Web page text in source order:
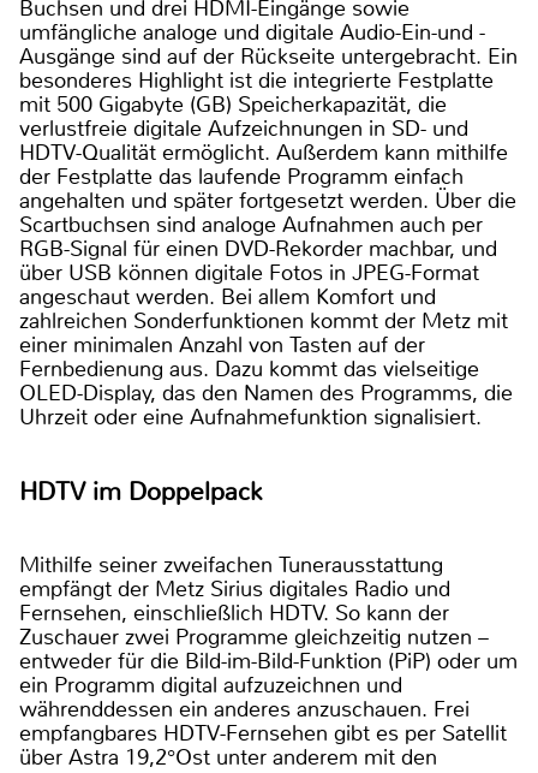
Buchsen und drei HDMI-Eingänge sowie
umfängliche analoge und digitale Audio-Ein-und -
Ausgänge sind auf der Rückseite untergebracht. Ein
besonderes Highlight ist die integrierte Festplatte
mit 500 Gigabyte (GB) Speicherkapazität, die
verlustfreie digitale Aufzeichnungen in SD- und
HDTV-Qualität ermöglicht. Außerdem kann mithilfe
der Festplatte das laufende Programm einfach
angehalten und später fortgesetzt werden. Über die
Scartbuchsen sind analoge Aufnahmen auch per
RGB-Signal für einen DVD-Rekorder machbar, und
über USB können digitale Fotos in JPEG-Format
angeschaut werden. Bei allem Komfort und
zahlreichen Sonderfunktionen kommt der Metz mit
einer minimalen Anzahl von Tasten auf der
Fernbedienung aus. Dazu kommt das vielseitige
OLED-Display, das den Namen des Programms, die
Uhrzeit oder eine Aufnahmefunktion signalisiert.
HDTV im Doppelpack
Mithilfe seiner zweifachen Tunerausstattung
empfängt der Metz Sirius digitales Radio und
Fernsehen, einschließlich HDTV. So kann der
Zuschauer zwei Programme gleichzeitig nutzen –
entweder für die Bild-im-Bild-Funktion (PiP) oder um
ein Programm digital aufzuzeichnen und
währenddessen ein anderes anzuschauen. Frei
empfangbares HDTV-Fernsehen gibt es per Satellit
über Astra 19,2°Ost unter anderem mit den